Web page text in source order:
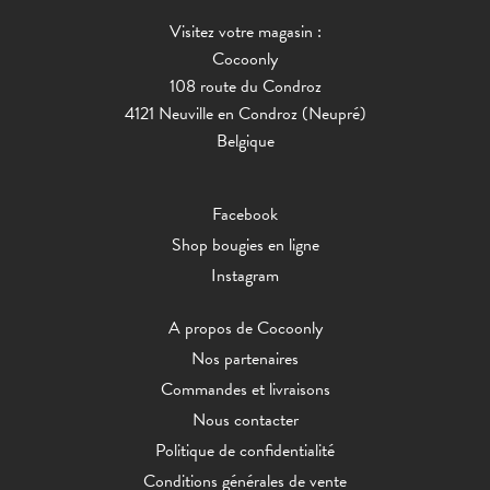
Visitez votre magasin :
Cocoonly
108 route du Condroz
4121 Neuville en Condroz (Neupré)
Belgique
Facebook
Shop bougies en ligne
Instagram
A propos de Cocoonly
Nos partenaires
Commandes et livraisons
Nous contacter
Politique de confidentialité
Conditions générales de vente